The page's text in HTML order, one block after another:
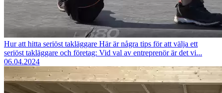
Hur att hitta seriöst takläggare Här är några tips för att välja ett
seriöst takläggare och företag: Vid val av entreprenör är det vi...
06.04.2024